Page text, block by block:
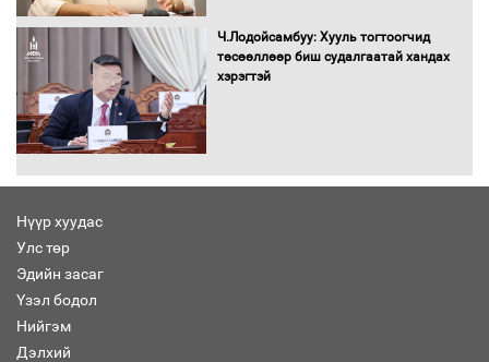
оролцож байгаа баг тамирчдад
амжилт хүслээ
албан татварыг тэглэлээ
Ч.Лодойсамбуу: Хууль тогтоогчид
төсөөллөөр биш судалгаатай хандах
хэрэгтэй
Нүүр хуудас
Улс төр
Эдийн засаг
Үзэл бодол
Нийгэм
Дэлхий